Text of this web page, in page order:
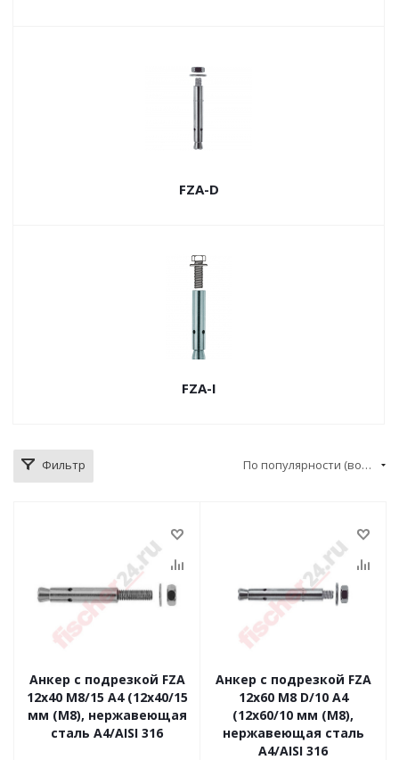
FZA-D
FZA-I
Фильтр По популярности (возрастание)
Анкер с подрезкой FZA
12x40 M8/15 A4 (12x40/15
мм (M8), нержавеющая
сталь A4/AISI 316
Анкер с подрезкой FZA
12x60 M8 D/10 A4
(12x60/10 мм (M8),
нержавеющая сталь
A4/AISI 316